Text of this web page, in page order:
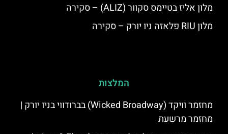
מלון אליז בטיימס סקוור (ALIZ) – סקירה
מלון RIU פלאזה ניו יורק – סקירה
המלצות
מחזמר וויקד (Wicked Broadway) בברודווי בניו יורק |
מחזמר מרשעת